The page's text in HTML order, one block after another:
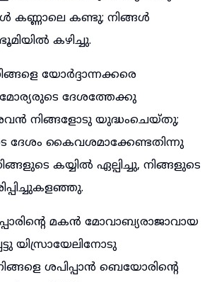
കണ്ണാലെ കണ്ടു; നിങ്ങൾ
കഴിച്ചു.
യോർദ്ദാന്നക്കരെ
ദേശത്തേക്കു
നിങ്ങളോടു യുദ്ധംചെയ്തു;
ദേശം കൈവശമാക്കേണ്ടതിന്നു
കയ്യിൽ ഏല്പിച്ചു, നിങ്ങളുടെ
മകൻ മോവാബ്യരാജാവായ
യിസ്രായേലിനോടു
ശപിപ്പാൻ ബെയോരിന്റെ